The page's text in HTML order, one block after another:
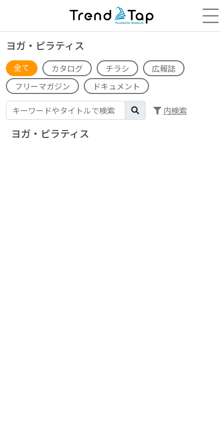
ヨガ・ピラティス
全て カタログ チラシ
広報誌
フリーマガジン
ドキュメント
内検索
ヨガ・ピラティス